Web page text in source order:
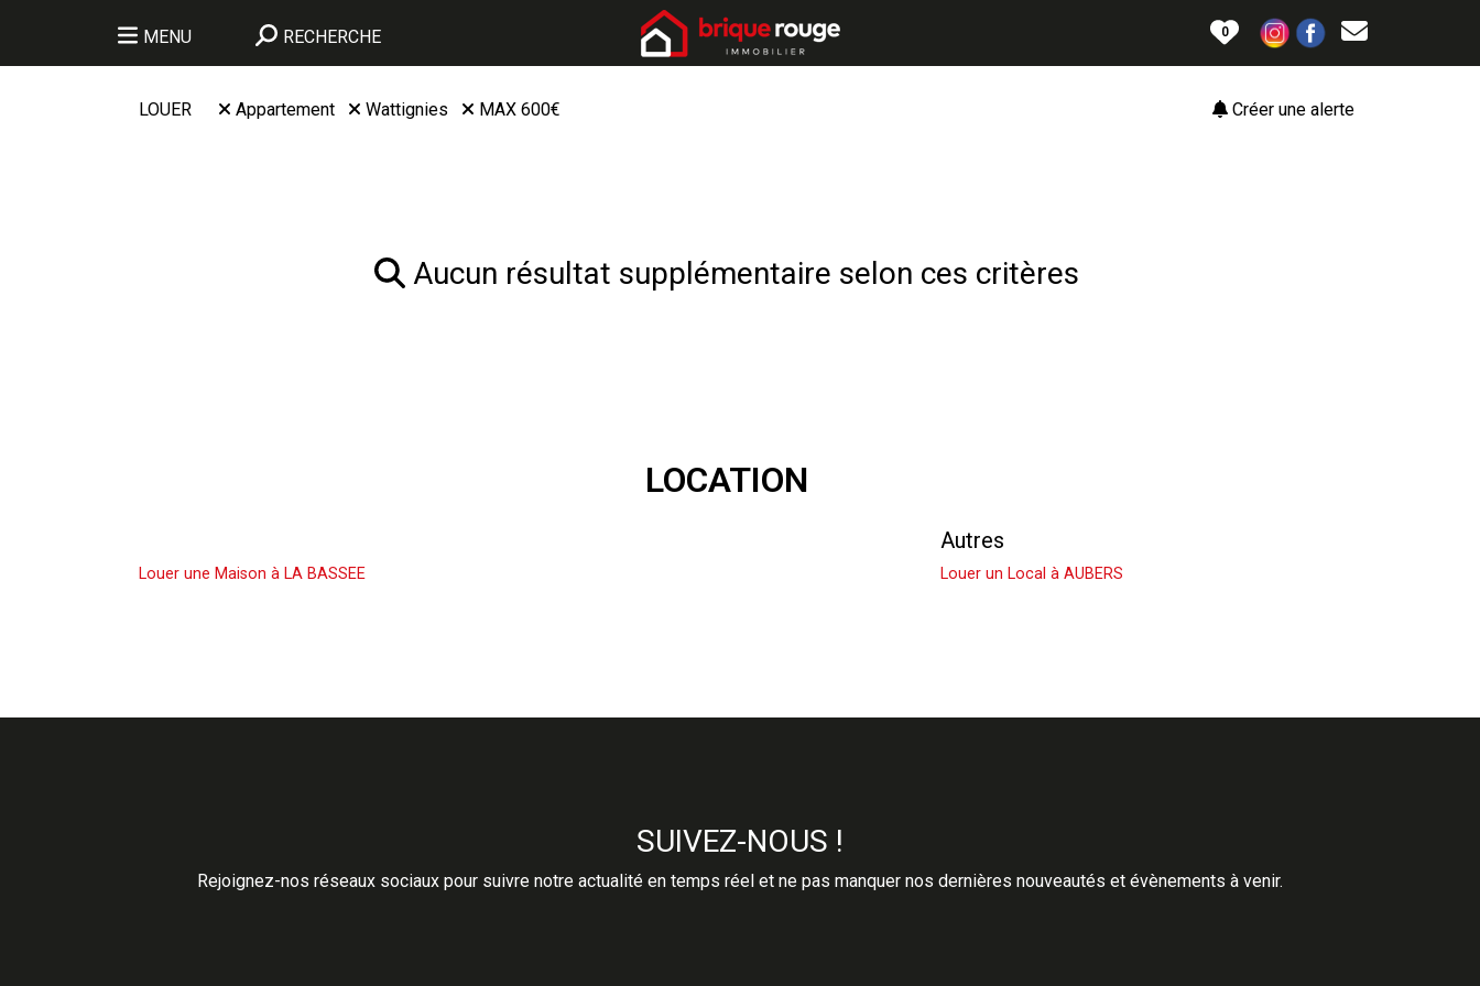
MENU RECHERCHE 0
Créer une alerte
LOUER Appartement Wattignies MAX 600€
Aucun résultat supplémentaire selon ces critères
LOCATION
Louer une Maison à LA BASSEE
Autres
Louer un Local à AUBERS
SUIVEZ-NOUS !
Rejoignez-nos réseaux sociaux pour suivre notre actualité en temps réel et ne pas manquer nos dernières nouveautés et évènements à venir.